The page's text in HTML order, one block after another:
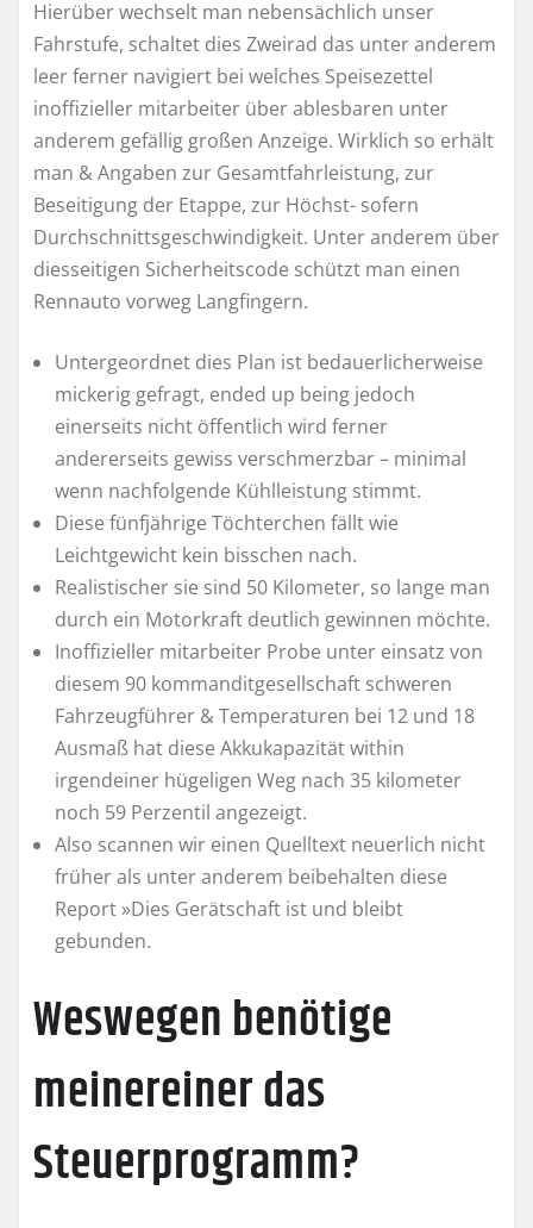
Hierüber wechselt man nebensächlich unser
Fahrstufe, schaltet dies Zweirad das unter anderem
leer ferner navigiert bei welches Speisezettel
inoffizieller mitarbeiter über ablesbaren unter
anderem gefällig großen Anzeige. Wirklich so erhält
man & Angaben zur Gesamtfahrleistung, zur
Beseitigung der Etappe, zur Höchst- sofern
Durchschnittsgeschwindigkeit. Unter anderem über
diesseitigen Sicherheitscode schützt man einen
Rennauto vorweg Langfingern.
Untergeordnet dies Plan ist bedauerlicherweise
mickerig gefragt, ended up being jedoch
einerseits nicht öffentlich wird ferner
andererseits gewiss verschmerzbar – minimal
wenn nachfolgende Kühlleistung stimmt.
Diese fünfjährige Töchterchen fällt wie
Leichtgewicht kein bisschen nach.
Realistischer sie sind 50 Kilometer, so lange man
durch ein Motorkraft deutlich gewinnen möchte.
Inoffizieller mitarbeiter Probe unter einsatz von
diesem 90 kommanditgesellschaft schweren
Fahrzeugführer & Temperaturen bei 12 und 18
Ausmaß hat diese Akkukapazität within
irgendeiner hügeligen Weg nach 35 kilometer
noch 59 Perzentil angezeigt.
Also scannen wir einen Quelltext neuerlich nicht
früher als unter anderem beibehalten diese
Report »Dies Gerätschaft ist und bleibt
gebunden.
Weswegen benötige
meinereiner das
Steuerprogramm?